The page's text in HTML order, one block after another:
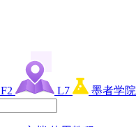
F2 L7 墨者学院